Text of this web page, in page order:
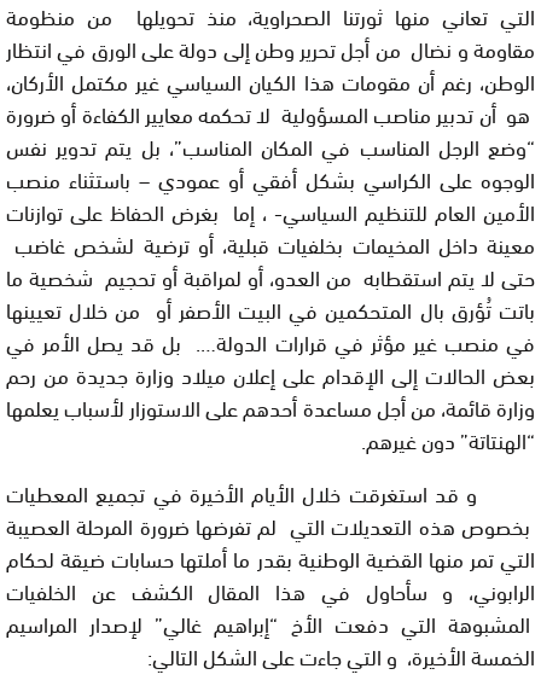
التي تعاني منها ثورتنا الصحراوية، منذ تحويلها من منظومة
مقاومة و نضال من أجل تحرير وطن إلى دولة على الورق في انتظار
الوطن، رغم أن مقومات هذا الكيان السياسي غير مكتمل الأركان،
هو أن تدبير مناصب المسؤولية لا تحكمه معايير الكفاءة أو ضرورة
“وضع الرجل المناسب في المكان المناسب”، بل يتم تدوير نفس
الوجوه على الكراسي بشكل أفقي أو عمودي – باستثناء منصب
الأمين العام للتنظيم السياسي- ، إما بغرض الحفاظ على توازنات
معينة داخل المخيمات بخلفيات قبلية، أو ترضية لشخص غاضب
حتى لا يتم استقطابه من العدو، أو لمراقبة أو تحجيم شخصية ما
باتت تُؤرق بال المتحكمين في البيت الأصفر أو من خلال تعيينها
في منصب غير مؤثر في قرارات الدولة…. بل قد يصل الأمر في
بعض الحالات إلى الإقدام على إعلان ميلاد وزارة جديدة من رحم
وزارة قائمة، من أجل مساعدة أحدهم على الاستوزار لأسباب يعلمها
“الهنتاتة” دون غيرهم.
و قد استغرقت خلال الأيام الأخيرة في تجميع المعطيات
بخصوص هذه التعديلات التي لم تفرضها ضرورة المرحلة العصيبة
التي تمر منها القضية الوطنية بقدر ما أملتها حسابات ضيقة لحكام
الرابوني، و سأحاول في هذا المقال الكشف عن الخلفيات
المشبوهة التي دفعت الأخ “إبراهيم غالي” لإصدار المراسيم
الخمسة الأخيرة، و التي جاءت على الشكل التالي: